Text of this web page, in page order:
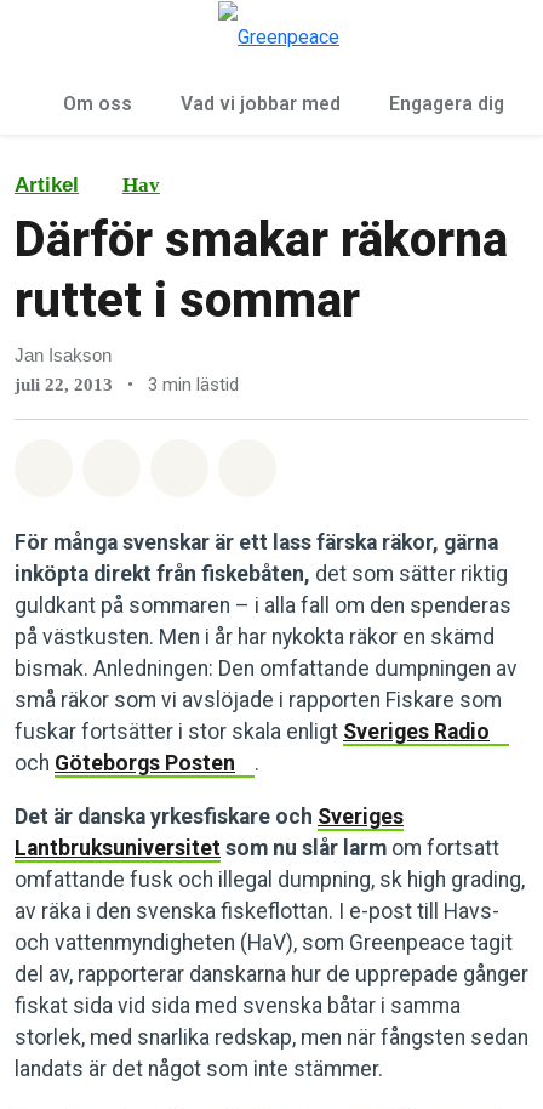
Om oss Vad vi jobbar med Engagera dig
Artikel Hav
Därför smakar räkorna
ruttet i sommar
Jan Isakson
juli 22, 2013 • 3 min lästid
För många svenskar är ett lass färska räkor, gärna
inköpta direkt från fiskebåten, det som sätter riktig
guldkant på sommaren – i alla fall om den spenderas
på västkusten. Men i år har nykokta räkor en skämd
bismak. Anledningen: Den omfattande dumpningen av
små räkor som vi avslöjade i rapporten Fiskare som
fuskar fortsätter i stor skala enligt Sveriges Radio
och Göteborgs Posten .
Det är danska yrkesfiskare och Sveriges
Lantbruksuniversitet som nu slår larm om fortsatt
omfattande fusk och illegal dumpning, sk high grading,
av räka i den svenska fiskeflottan. I e-post till Havs-
och vattenmyndigheten (HaV), som Greenpeace tagit
del av, rapporterar danskarna hur de upprepade gånger
fiskat sida vid sida med svenska båtar i samma
storlek, med snarlika redskap, men när fångsten sedan
landats är det något som inte stämmer.